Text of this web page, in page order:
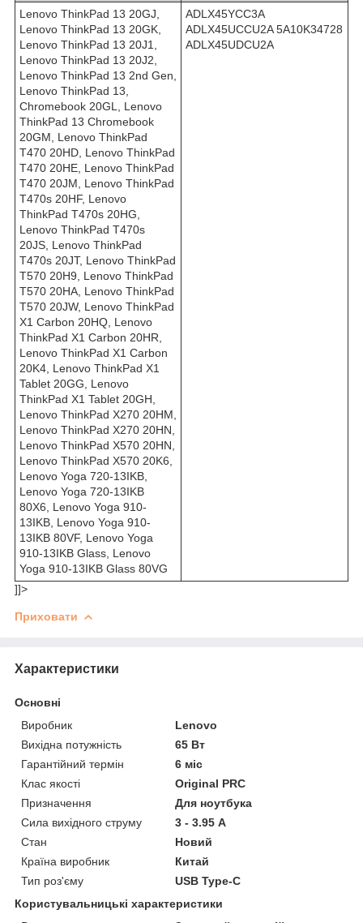
Lenovo ThinkPad 13 20GJ,
Lenovo ThinkPad 13 20GK,
Lenovo ThinkPad 13 20J1,
Lenovo ThinkPad 13 20J2,
Lenovo ThinkPad 13 2nd Gen,
Lenovo ThinkPad 13,
Chromebook 20GL, Lenovo
ThinkPad 13 Chromebook
20GM, Lenovo ThinkPad
T470 20HD, Lenovo ThinkPad
T470 20HE, Lenovo ThinkPad
T470 20JM, Lenovo ThinkPad
T470s 20HF, Lenovo
ThinkPad T470s 20HG,
Lenovo ThinkPad T470s
20JS, Lenovo ThinkPad
T470s 20JT, Lenovo ThinkPad
T570 20H9, Lenovo ThinkPad
T570 20HA, Lenovo ThinkPad
T570 20JW, Lenovo ThinkPad
X1 Carbon 20HQ, Lenovo
ThinkPad X1 Carbon 20HR,
Lenovo ThinkPad X1 Carbon
20K4, Lenovo ThinkPad X1
Tablet 20GG, Lenovo
ThinkPad X1 Tablet 20GH,
Lenovo ThinkPad X270 20HM,
Lenovo ThinkPad X270 20HN,
Lenovo ThinkPad X570 20HN,
Lenovo ThinkPad X570 20K6,
Lenovo Yoga 720-13IKB,
Lenovo Yoga 720-13IKB
80X6, Lenovo Yoga 910-
13IKB, Lenovo Yoga 910-
13IKB 80VF, Lenovo Yoga
910-13IKB Glass, Lenovo
Yoga 910-13IKB Glass 80VG
ADLX45YCC3A
ADLX45UCCU2A 5A10K34728
ADLX45UDCU2A
]]>
Приховати
Характеристики
Основні
Виробник
Lenovo
Вихідна потужність
65 Вт
Гарантійний термін
6 міс
Клас якості
Original PRC
Призначення
Для ноутбука
Сила вихідного струму
3 - 3.95 А
Стан
Новий
Країна виробник
Китай
Тип роз'єму
USB Type-C
Користувальницькі характеристики